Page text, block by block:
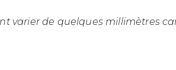
varier de quelques millimètres